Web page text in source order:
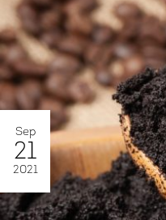
Sep
21
2021
Recordar contraseña
¿No eres miembro?